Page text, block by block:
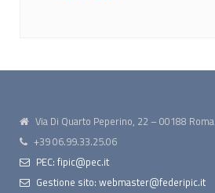
Via Di Quarto Peperino, 22 – 00188 Roma
+39 06.99.33.25.06
PEC: fipic@pec.it
Gestione sito: webmaster@federipic.it